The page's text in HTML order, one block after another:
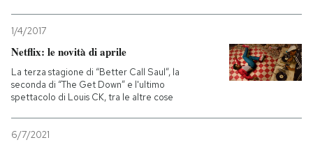
AREA PERSONALE
Entra
1/4/2017
Netflix: le novità di aprile
La terza stagione di “Better Call Saul”, la
seconda di “The Get Down” e l'ultimo
spettacolo di Louis CK, tra le altre cose
6/7/2021